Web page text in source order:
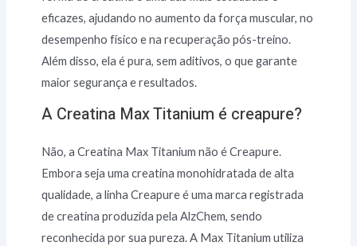
eficazes, ajudando no aumento da força muscular, no
desempenho físico e na recuperação pós-treino.
Além disso, ela é pura, sem aditivos, o que garante
maior segurança e resultados.
A Creatina Max Titanium é creapure?
Não, a Creatina Max Titanium não é Creapure.
Embora seja uma creatina monohidratada de alta
qualidade, a linha Creapure é uma marca registrada
de creatina produzida pela AlzChem, sendo
reconhecida por sua pureza. A Max Titanium utiliza